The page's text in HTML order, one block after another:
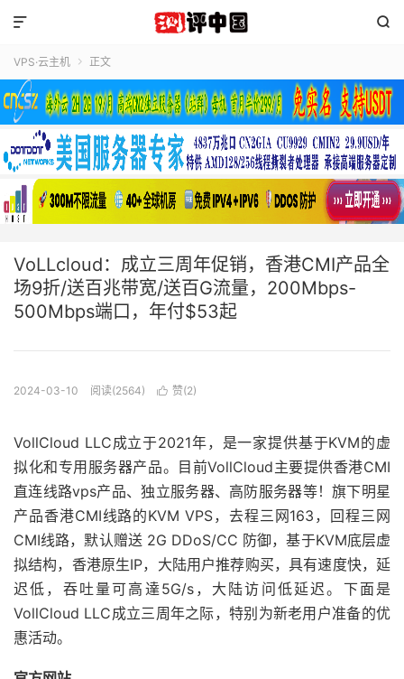


VPS·云主机  正文
VoLLcloud：成立三周年促销，香港CMI产品全
场9折/送百兆带宽/送百G流量，200Mbps-
500Mbps端口，年付$53起
2024-03-10 阅读(2564)  赞(2)
VollCloud LLC成立于2021年，是一家提供基于KVM的虚
拟化和专用服务器产品。目前VollCloud主要提供香港CMI
直连线路vps产品、独立服务器、高防服务器等！旗下明星
产品香港CMI线路的KVM VPS，去程三网163，回程三网
CMI线路，默认赠送 2G DDoS/CC 防御，基于KVM底层虚
拟结构，香港原生IP，大陆用户推荐购买，具有速度快，延
迟低，吞吐量可高達5G/s，大陆访问低延迟。下面是
VollCloud LLC成立三周年之际，特别为新老用户准备的优
惠活动。